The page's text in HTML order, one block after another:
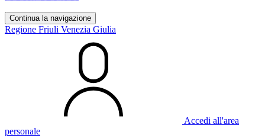
Continua la navigazione
Regione Friuli Venezia Giulia
Accedi all'area
personale